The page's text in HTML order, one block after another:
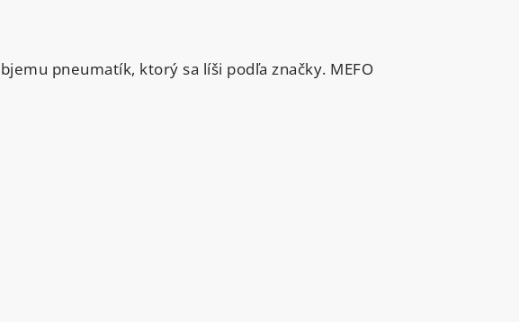
pneumatík, ktorý sa líši podľa značky. MEFO